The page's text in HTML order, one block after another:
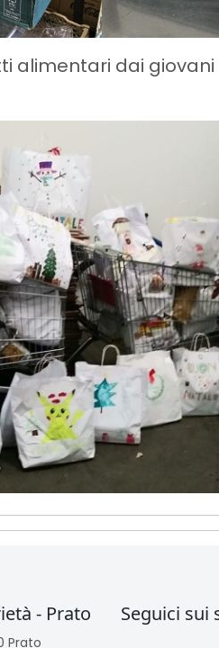
alimentari dai giovani
- Prato
Prato
Seguici sui